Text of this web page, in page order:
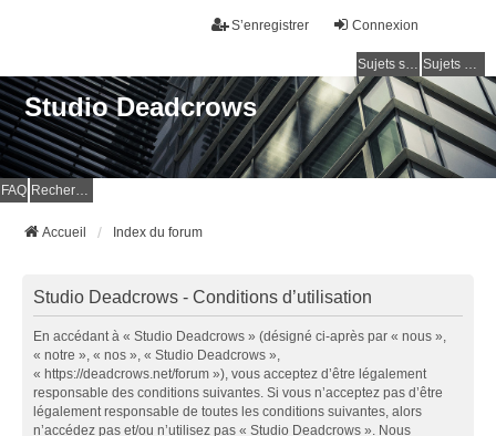
Connexion
S’enregistrer
Sujets sans réponse Sujets actifs
Studio Deadcrows
FAQ Rechercher
Accueil Index du forum
Studio Deadcrows - Conditions d’utilisation
En accédant à « Studio Deadcrows » (désigné ci-après par « nous »,
« notre », « nos », « Studio Deadcrows »,
« https://deadcrows.net/forum »), vous acceptez d’être légalement
responsable des conditions suivantes. Si vous n’acceptez pas d’être
légalement responsable de toutes les conditions suivantes, alors
n’accédez pas et/ou n’utilisez pas « Studio Deadcrows ». Nous